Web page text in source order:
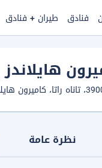
فنادق طيران + فنادق
هايلاندز
نظرة عامة